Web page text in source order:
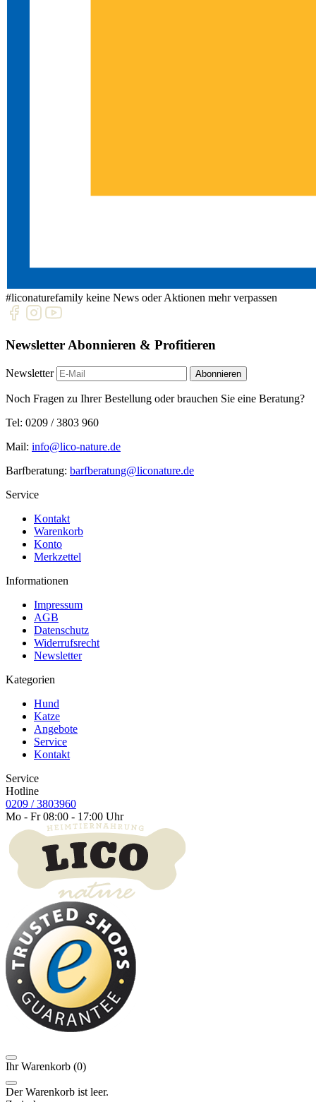
#liconaturefamily keine News oder Aktionen mehr verpassen
Newsletter Abonnieren & Profitieren
Newsletter Abonnieren
Noch Fragen zu Ihrer Bestellung oder brauchen Sie eine Beratung?
Tel: 0209 / 3803 960
Mail: info@lico-nature.de
Barfberatung: barfberatung@liconature.de
Service
Kontakt
Warenkorb
Konto
Merkzettel
Informationen
Impressum
AGB
Datenschutz
Widerrufsrecht
Newsletter
Kategorien
Hund
Katze
Angebote
Service
Kontakt
Service
Hotline
0209 / 3803960
Mo - Fr 08:00 - 17:00 Uhr
Ihr Warenkorb (0)
Der Warenkorb ist leer.